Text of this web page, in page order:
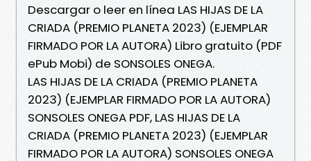
Descargar o leer en línea LAS HIJAS DE LA
CRIADA (PREMIO PLANETA 2023) (EJEMPLAR
FIRMADO POR LA AUTORA) Libro gratuito (PDF
ePub Mobi) de SONSOLES ONEGA.
LAS HIJAS DE LA CRIADA (PREMIO PLANETA
2023) (EJEMPLAR FIRMADO POR LA AUTORA)
SONSOLES ONEGA PDF, LAS HIJAS DE LA
CRIADA (PREMIO PLANETA 2023) (EJEMPLAR
FIRMADO POR LA AUTORA) SONSOLES ONEGA